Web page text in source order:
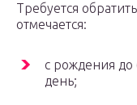
Требуется
отмечается:
с рождения до
день;